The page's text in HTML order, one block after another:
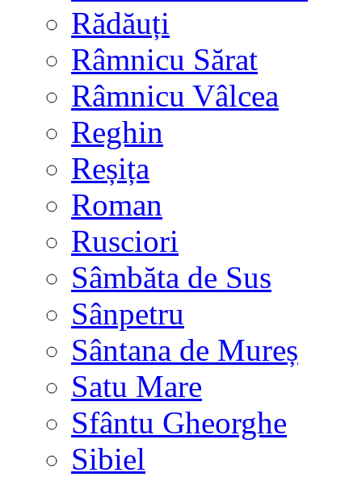
Rădăuți
Râmnicu Sărat
Râmnicu Vâlcea
Reghin
Reșița
Roman
Rusciori
Sâmbăta de Sus
Sânpetru
Sântana de Mureș
Satu Mare
Sfântu Gheorghe
Sibiel